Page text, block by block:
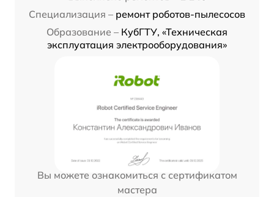
Специализация – ремонт роботов-пылесосов
Образование – КубГТУ, «Техническая
эксплуатация электрооборудования»
Вы можете ознакомиться с сертификатом
мастера